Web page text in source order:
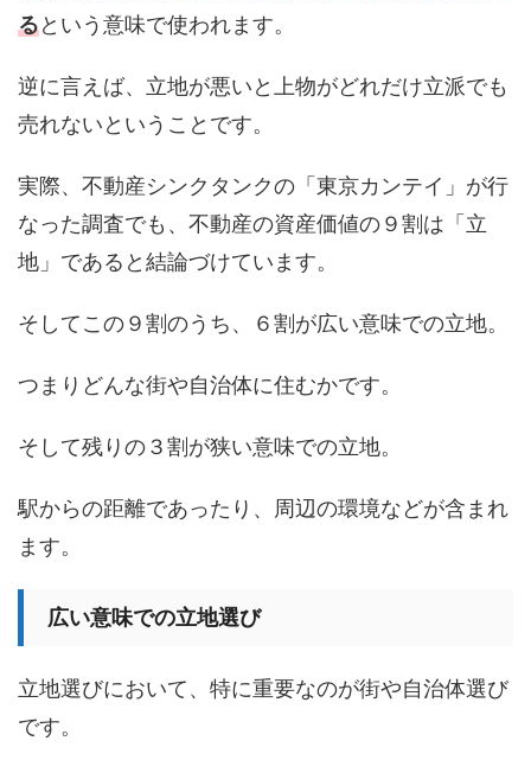
るという意味で使われます。
逆に言えば、立地が悪いと上物がどれだけ立派でも
売れないということです。
実際、不動産シンクタンクの「東京カンテイ」が行
なった調査でも、不動産の資産価値の９割は「立
地」であると結論づけています。
そしてこの９割のうち、６割が広い意味での立地。
つまりどんな街や自治体に住むかです。
そして残りの３割が狭い意味での立地。
駅からの距離であったり、周辺の環境などが含まれ
ます。
広い意味での立地選び
立地選びにおいて、特に重要なのが街や自治体選び
です。